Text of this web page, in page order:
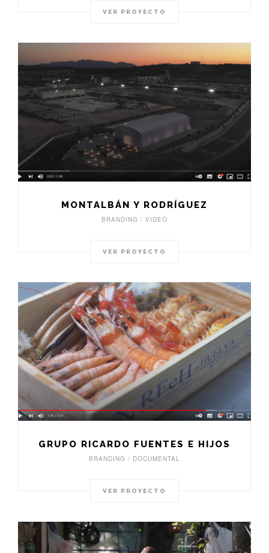
VER PROYECTO
MONTALBÁN Y RODRÍGUEZ
BRANDING / VIDEO
VER PROYECTO
GRUPO RICARDO FUENTES E HIJOS
BRANDING / DOCUMENTAL
VER PROYECTO